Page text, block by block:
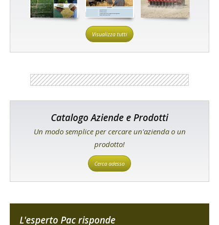
Visualizza tutti
Catalogo Aziende e Prodotti
Un modo semplice per cercare un'azienda o un
prodotto!
Cerca adesso
L'esperto Pac risponde